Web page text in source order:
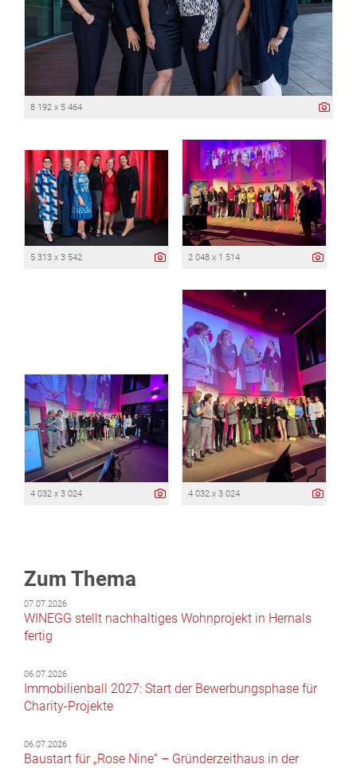
8 192 x 5 464
5 313 x 3 542 2 048 x 1 514
4 032 x 3 024 4 032 x 3 024
Zum Thema
07.07.2026
WINEGG stellt nachhaltiges Wohnprojekt in Hernals
fertig
06.07.2026
Immobilienball 2027: Start der Bewerbungsphase für
Charity-Projekte
06.07.2026
Baustart für „Rose Nine“ – Gründerzeithaus in der